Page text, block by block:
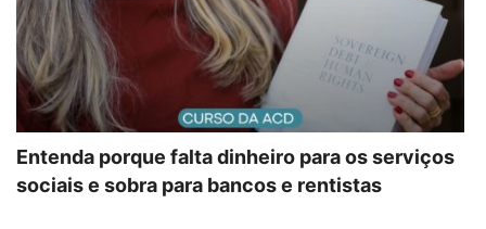
Entenda porque falta dinheiro para os serviços
sociais e sobra para bancos e rentistas